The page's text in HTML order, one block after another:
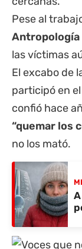
Pese al
Antropología
las víctimas
El excabo de
participó en
confió hace
“quemar los
no los mató.